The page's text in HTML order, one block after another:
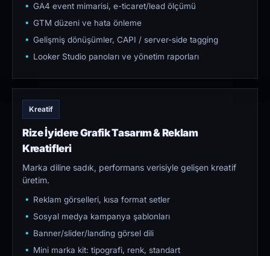
GA4 event mimarisi, e-ticaret/lead ölçümü
GTM düzeni ve hata önleme
Gelişmiş dönüşümler, CAPI / server-side tagging
Looker Studio panoları ve yönetim raporları
Kreatif
Rize İyidere Grafik Tasarım & Reklam
Kreatifleri
Marka diline sadık, performans verisiyle gelişen kreatif
üretim.
Reklam görselleri, kısa format setler
Sosyal medya kampanya şablonları
Banner/slider/landing görsel dili
Mini marka kit: tipografi, renk, standart